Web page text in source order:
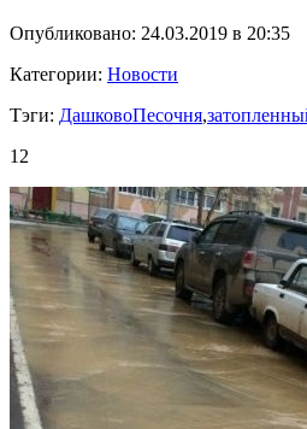
Опубликовано: 24.03.2019 в 20:35
Категории: Новости
Тэги: ДашковоПесочня,
12